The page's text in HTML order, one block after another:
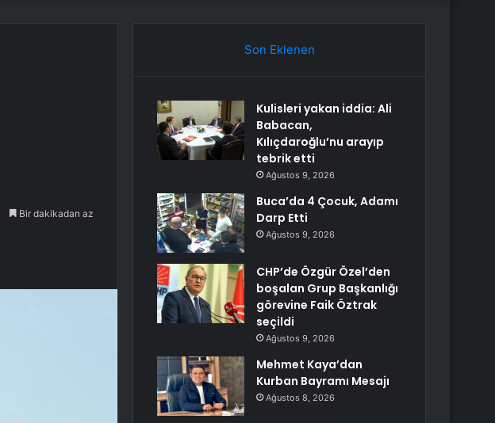
Bir dakikadan az
Son Eklenen
Kulisleri yakan iddia: Ali
Babacan,
Kılıçdaroğlu’nu arayıp
tebrik etti
Ağustos 9, 2026
Buca’da 4 Çocuk, Adamı
Darp Etti
Ağustos 9, 2026
CHP’de Özgür Özel’den
boşalan Grup Başkanlığı
görevine Faik Öztrak
seçildi
Ağustos 9, 2026
Mehmet Kaya’dan
Kurban Bayramı Mesajı
Ağustos 8, 2026